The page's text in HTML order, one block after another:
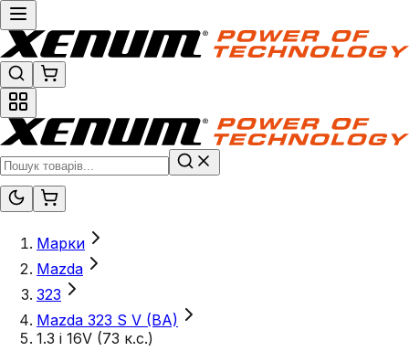
Марки
Mazda
323
Mazda 323 S V (BA)
1.3 i 16V (73 к.с.)